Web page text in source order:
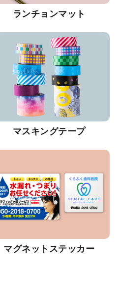
ランチョンマット
マスキングテープ
マグネットステッカー